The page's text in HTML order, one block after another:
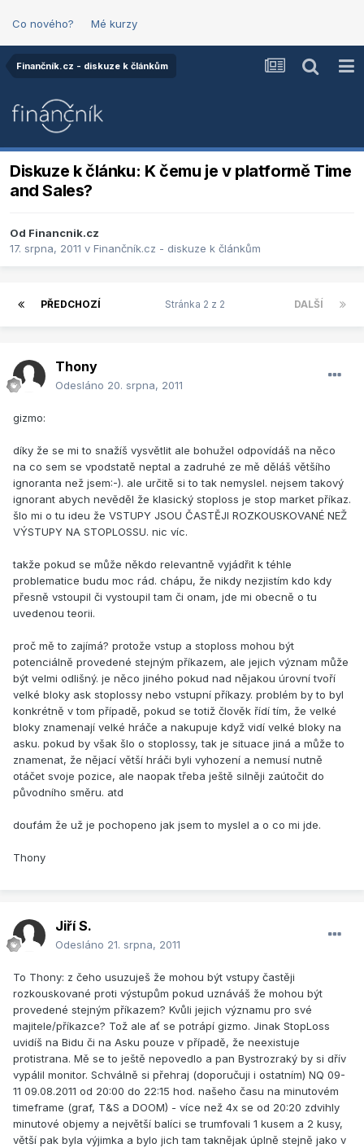
Co nového? Mé kurzy
Finančník.cz - diskuze k článkům
Diskuze k článku: K čemu je v platformě Time
and Sales?
Od Financnik.cz
17. srpna, 2011 v Finančník.cz - diskuze k článkům
PŘEDCHOZÍ DALŠÍ
Stránka 2 z 2
Thony
Odesláno 20. srpna, 2011
gizmo:
díky že se mi to snažíš vysvětlit ale bohužel odpovídáš na něco
na co sem se vpodstatě neptal a zadruhé ze mě děláš většího
ignoranta než jsem:-). ale určitě si to tak nemyslel. nejsem takový
ignorant abych nevěděl že klasický stoploss je stop market příkaz.
šlo mi o tu ideu že VSTUPY JSOU ČASTĚJI ROZKOUSKOVANÉ NEŽ
VÝSTUPY NA STOPLOSSU. nic víc.
takže pokud se může někdo relevantně vyjádřit k téhle
problematice budu moc rád. chápu, že nikdy nezjistím kdo kdy
přesně vstoupil či vystoupil tam či onam, jde mi obecně o tu
uvedenou teorii.
proč mě to zajímá? protože vstup a stoploss mohou být
potenciálně provedené stejným příkazem, ale jejich význam může
být velmi odlišný. je něco jiného pokud nad nějakou úrovní tvoří
velké bloky ask stoplossy nebo vstupní příkazy. problém by to byl
konkrétně v tom případě, pokud se totiž člověk řídí tím, že velké
bloky znamenají velké hráče a nakupuje když vidí velké bloky na
asku. pokud by však šlo o stoplossy, tak je situace jiná a může to
znamenat, že nějací větší hráči byli vyhození a nemusí nutně
otáčet svoje pozice, ale naopak třeba ještě silněji zaútočit do
původního směru. atd
doufám že už je pochopeno jak jsem to myslel a o co mi jde.
Thony
Jiří S.
Odesláno 21. srpna, 2011
To Thony: z čeho usuzuješ že mohou být vstupy častěji
rozkouskované proti výstupům pokud uznáváš že mohou být
provedené stejným příkazem? Kvůli jejich významu pro své
majitele/příkazce? Tož ale ať se potrápí gizmo. Jinak StopLoss
uvidíš na Bidu či na Asku pouze v případě, že neexistuje
protistrana. Mě se to ještě nepovedlo a pan Bystrozraký by si dřív
vypálil monitor. Schválně si přehraj (doporučuji i ostatním) NQ 09-
11 09.08.2011 od 20:00 do 22:15 hod. našeho času na minutovém
timeframe (graf, T&S a DOOM) - více než 4x se od 20:20 zdvihly
minutové objemy a největší balíci se trumfovali 1 kusem a 2 kusy,
větší pak byla výjimka a bylo jich tam taknějak úplně stejně jako v